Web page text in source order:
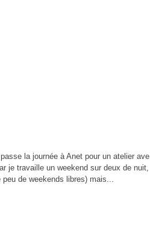
la journée à Anet pour un atelier ave
je travaille un weekend sur deux de nuit,
de weekends libres) mais...